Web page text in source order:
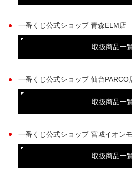
一番くじ公式ショップ 青森ELM店
取扱商品一
一番くじ公式ショップ 仙台PARCO
取扱商品一
一番くじ公式ショップ 宮城イオン
取扱商品一